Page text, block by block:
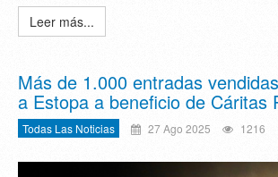
Leer más...
Más de 1.000 entradas
a Estopa a beneficio de Cáritas
Todas Las Noticias 27 Ago 2025 1216